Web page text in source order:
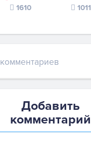
1610 1011
комментариев
Добавить
комментарий